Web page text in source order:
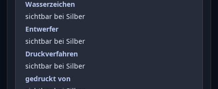
Wasserzeichen
sichtbar bei Silber
Entwerfer
sichtbar bei Silber
Druckverfahren
sichtbar bei Silber
gedruckt von